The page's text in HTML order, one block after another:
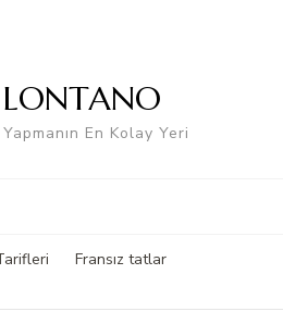
LONTANO
En Kolay Yeri
Fransız tatlar